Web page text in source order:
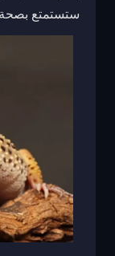
ستستمتع بصحة